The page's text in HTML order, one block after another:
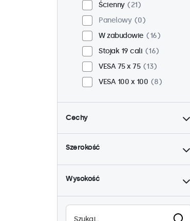
Ścienny
21
Panelowy
0
W zabudowie
16
Stojak 19 cali
16
VESA 75 x 75
13
VESA 100 x 100
8
Cechy
4:3 / 5:4
5
9-36 woltów
Ściemnianie
21
Odtwarzacz multimedialny
Wysoka jasność
0
Szerokość
Wysokość